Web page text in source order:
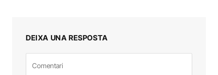
DEIXA UNA RESPOSTA